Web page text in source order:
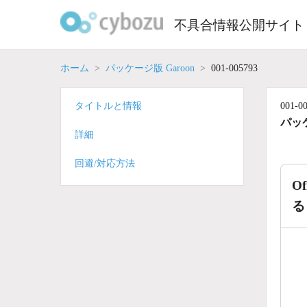
不具合情報公開サイト
ホーム パッケージ版 Garoon 001-005793
001-
パッ
タイトルと情報
詳細
回避/対応方法